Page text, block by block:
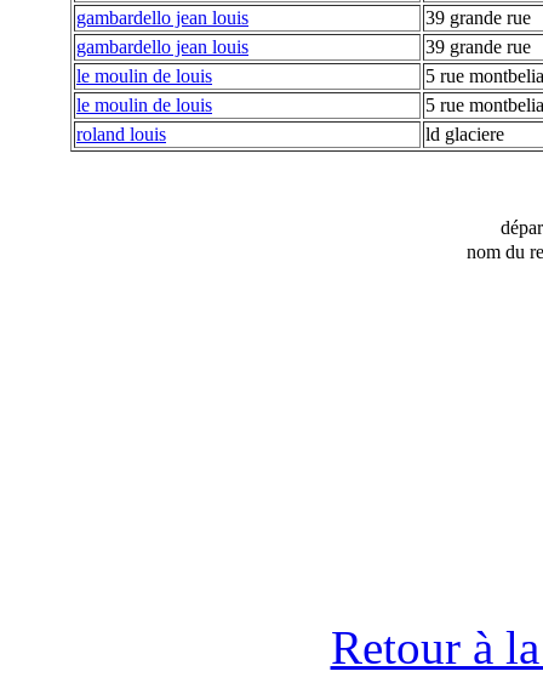
gambardello jean louis
39 grande rue
gambardello jean louis
39 grande rue
le moulin de louis
5 rue
le moulin de louis
5 rue
roland louis
ld glaciere
nom du
Retour à